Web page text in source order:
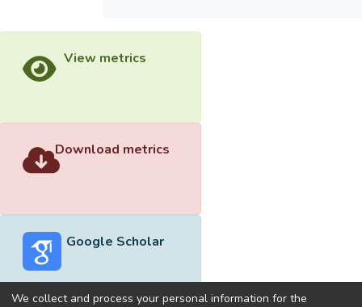
View metrics
Download metrics
Google Scholar
We collect and process your personal information for the